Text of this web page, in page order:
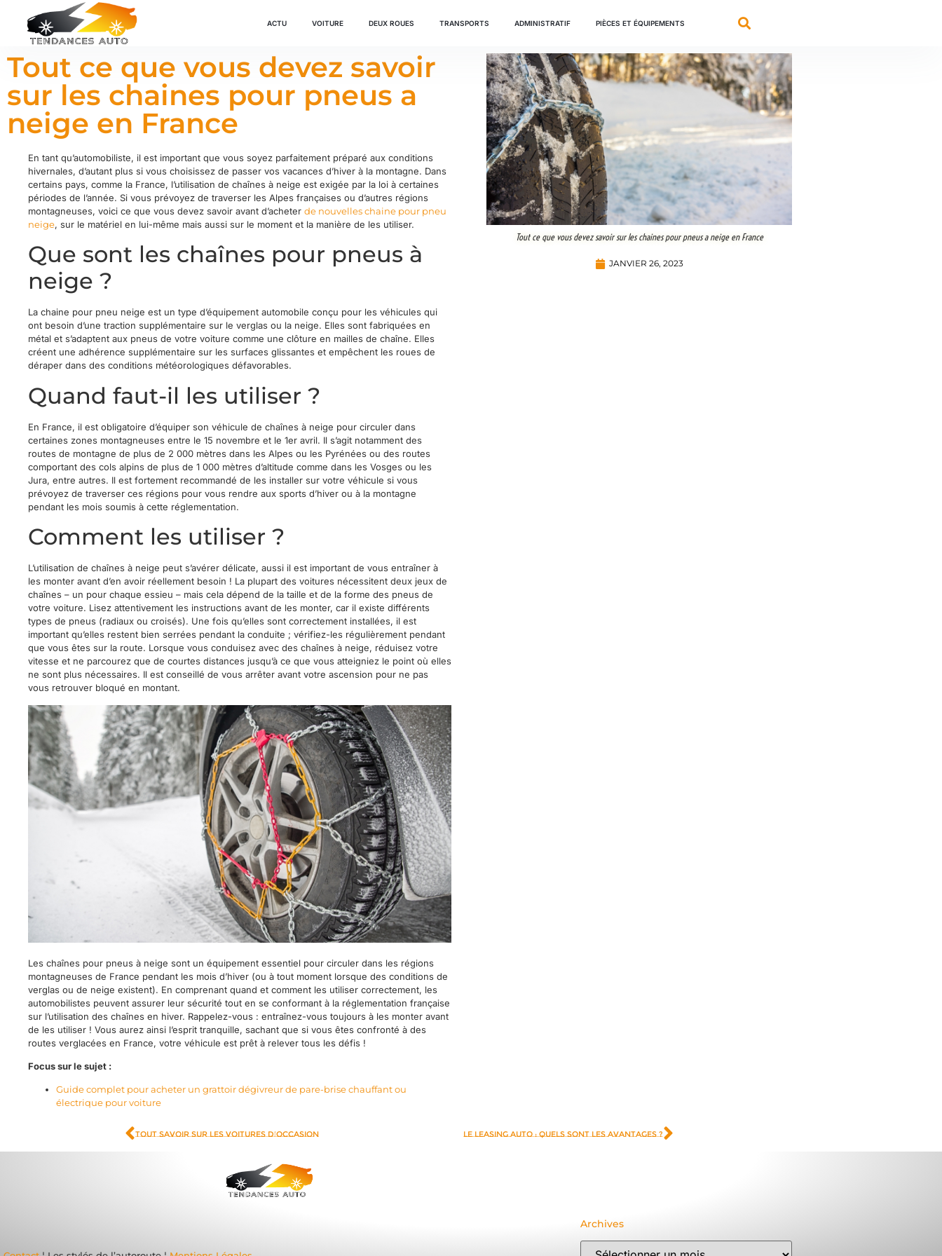
ACTU VOITURE DEUX ROUES TRANSPORTS ADMINISTRATIF PIÈCES ET ÉQUIPEMENTS
Tout ce que vous devez savoir
sur les chaines pour pneus a
neige en France
En tant qu’automobiliste, il est important que vous soyez parfaitement préparé aux conditions
hivernales, d’autant plus si vous choisissez de passer vos vacances d’hiver à la montagne. Dans
certains pays, comme la France, l’utilisation de chaînes à neige est exigée par la loi à certaines
périodes de l’année. Si vous prévoyez de traverser les Alpes françaises ou d’autres régions
montagneuses, voici ce que vous devez savoir avant d’acheter de nouvelles chaine pour pneu
neige, sur le matériel en lui-même mais aussi sur le moment et la manière de les utiliser.
Que sont les chaînes pour pneus à
neige ?
La chaine pour pneu neige est un type d’équipement automobile conçu pour les véhicules qui
ont besoin d’une traction supplémentaire sur le verglas ou la neige. Elles sont fabriquées en
métal et s’adaptent aux pneus de votre voiture comme une clôture en mailles de chaîne. Elles
créent une adhérence supplémentaire sur les surfaces glissantes et empêchent les roues de
déraper dans des conditions météorologiques défavorables.
Quand faut-il les utiliser ?
En France, il est obligatoire d’équiper son véhicule de chaînes à neige pour circuler dans
certaines zones montagneuses entre le 15 novembre et le 1er avril. Il s’agit notamment des
routes de montagne de plus de 2 000 mètres dans les Alpes ou les Pyrénées ou des routes
comportant des cols alpins de plus de 1 000 mètres d’altitude comme dans les Vosges ou les
Jura, entre autres. Il est fortement recommandé de les installer sur votre véhicule si vous
prévoyez de traverser ces régions pour vous rendre aux sports d’hiver ou à la montagne
pendant les mois soumis à cette réglementation.
Comment les utiliser ?
L’utilisation de chaînes à neige peut s’avérer délicate, aussi il est important de vous entraîner à
les monter avant d’en avoir réellement besoin ! La plupart des voitures nécessitent deux jeux de
chaînes – un pour chaque essieu – mais cela dépend de la taille et de la forme des pneus de
votre voiture. Lisez attentivement les instructions avant de les monter, car il existe différents
types de pneus (radiaux ou croisés). Une fois qu’elles sont correctement installées, il est
important qu’elles restent bien serrées pendant la conduite ; vérifiez-les régulièrement pendant
que vous êtes sur la route. Lorsque vous conduisez avec des chaînes à neige, réduisez votre
vitesse et ne parcourez que de courtes distances jusqu’à ce que vous atteigniez le point où elles
ne sont plus nécessaires. Il est conseillé de vous arrêter avant votre ascension pour ne pas
vous retrouver bloqué en montant.
Les chaînes pour pneus à neige sont un équipement essentiel pour circuler dans les régions
montagneuses de France pendant les mois d’hiver (ou à tout moment lorsque des conditions de
verglas ou de neige existent). En comprenant quand et comment les utiliser correctement, les
automobilistes peuvent assurer leur sécurité tout en se conformant à la réglementation française
sur l’utilisation des chaînes en hiver. Rappelez-vous : entraînez-vous toujours à les monter avant
de les utiliser ! Vous aurez ainsi l’esprit tranquille, sachant que si vous êtes confronté à des
routes verglacées en France, votre véhicule est prêt à relever tous les défis !
Focus sur le sujet :
Guide complet pour acheter un grattoir dégivreur de pare-brise chauffant ou
électrique pour voiture
Tout ce que vous devez savoir sur les chaines pour pneus a neige en France
JANVIER 26, 2023
Tout savoir sur les voitures d’occasion Le leasing auto : quels sont les avantages ?
Archives